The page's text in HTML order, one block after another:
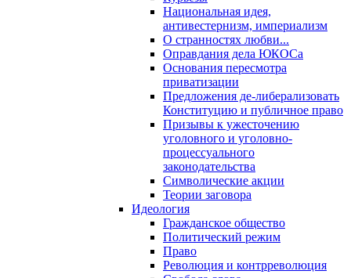
Национальная идея,
антивестернизм, империализм
О странностях любви...
Оправдания дела ЮКОСа
Основания пересмотра
приватизации
Предложения де-либерализовать
Конституцию и публичное право
Призывы к ужесточению
уголовного и уголовно-
процессуального
законодательства
Символические акции
Теории заговора
Идеология
Гражданское общество
Политический режим
Право
Революция и контрреволюция